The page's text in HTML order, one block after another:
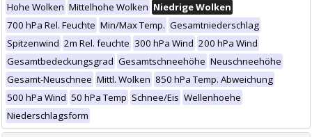
Hohe Wolken Mittelhohe Wolken Niedrige Wolken
700 hPa Rel. Feuchte Min/Max Temp. Gesamtniederschlag
Spitzenwind 2m Rel. feuchte 300 hPa Wind 200 hPa Wind
Gesamtbedeckungsgrad Gesamtschneehöhe Neuschneehöhe
Gesamt-Neuschnee Mittl. Wolken 850 hPa Temp. Abweichung
500 hPa Wind 50 hPa Temp Schnee/Eis Wellenhoehe
Niederschlagsform